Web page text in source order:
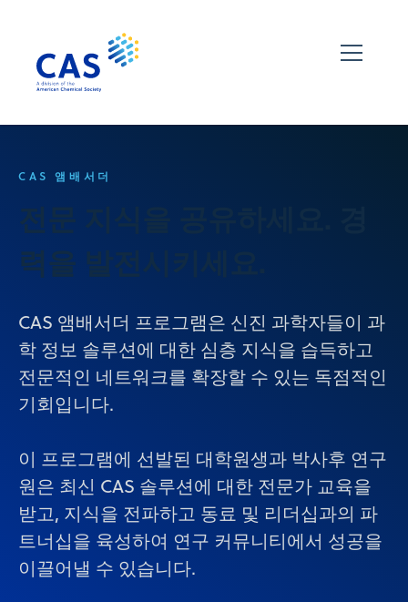
CAS 앰배서더
전문 지식을 공유하세요. 경
력을 발전시키세요.
CAS 앰배서더 프로그램은 신진 과학자들이 과
학 정보 솔루션에 대한 심층 지식을 습득하고
전문적인 네트워크를 확장할 수 있는 독점적인
기회입니다.
이 프로그램에 선발된 대학원생과 박사후 연구
원은 최신 CAS 솔루션에 대한 전문가 교육을
받고, 지식을 전파하고 동료 및 리더십과의 파
트너십을 육성하여 연구 커뮤니티에서 성공을
이끌어낼 수 있습니다.